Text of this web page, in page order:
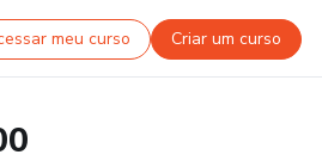
meu curso Criar um curso